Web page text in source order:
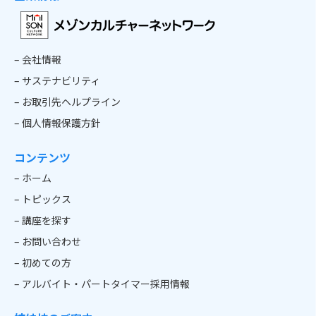
– 会社情報
– サステナビリティ
– お取引先ヘルプライン
– 個人情報保護方針
コンテンツ
– ホーム
– トピックス
– 講座を探す
– お問い合わせ
– 初めての方
– アルバイト・パートタイマー採用情報